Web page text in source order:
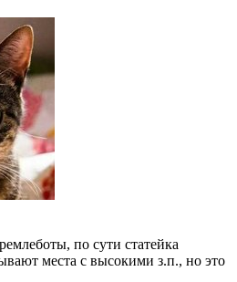
по сути статейка
места с высокими з.п., но это